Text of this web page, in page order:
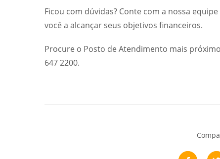
Ficou com dúvidas? Conte com a nossa
você a alcançar seus objetivos financeiros.
Procure o Posto de Atendimento mais
647 2200.